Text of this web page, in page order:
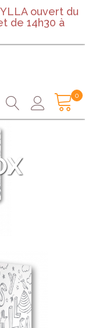
ouvert du
de 14h30 à
0